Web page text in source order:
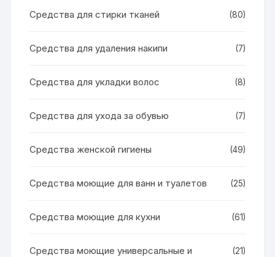
Средства для стирки тканей (80)
Средства для удаления накипи (7)
Средства для укладки волос (8)
Средства для ухода за обувью (7)
Средства женской гигиены (49)
Средства моющие для ванн и туалетов (25)
Средства моющие для кухни (61)
Средства моющие универсальные и
(21)